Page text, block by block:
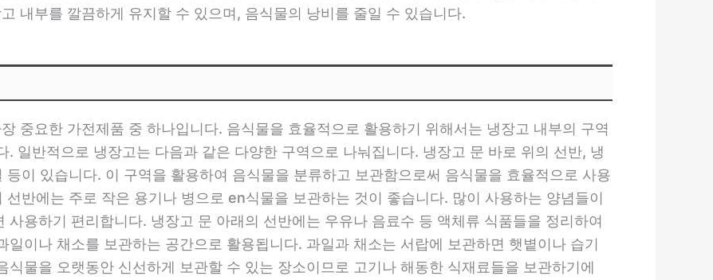
내부를 깔끔하게 유지할 수 있으며, 음식물의 낭비를 줄일 수 있습니다.
중요한 가전제품 중 하나입니다. 음식물을 효율적으로 활용하기 위해서는 냉장고 내부의 구역
. 일반적으로 냉장고는 다음과 같은 다양한 구역으로 나눠집니다. 냉장고 문 바로 위의 선반, 냉
이 있습니다. 이 구역을 활용하여 음식물을 분류하고 보관함으로써 음식물을 효율적으로 사용
반에는 주로 작은 용기나 병으로 en식물을 보관하는 것이 좋습니다. 많이 사용하는 양념들이
사용하기 편리합니다. 냉장고 문 아래의 선반에는 우유나 음료수 등 액체류 식품들을 정리하여
일이나 채소를 보관하는 공간으로 활용됩니다. 과일과 채소는 서랍에 보관하면 햇볕이나 습기
식물을 오랫동안 신선하게 보관할 수 있는 장소이므로 고기나 해동한 식재료들을 보관하기에